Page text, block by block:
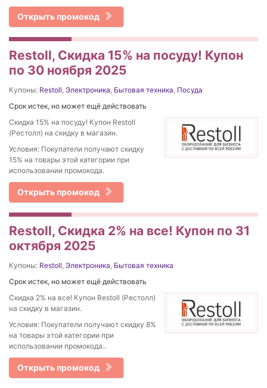
Открыть промокод
Restoll, Скидка 15% на посуду! Купон
по 30 ноября 2025
Купоны: Restoll, Электроника, Бытовая техника, Посуда
Срок истек, но может ещё действовать
Скидка 15% на посуду! Купон Restoll
(Рестолл) на скидку в магазин.
Условия: Покупатели получают скидку
15% на товары этой категории при
использовании промокода.
Открыть промокод
Restoll, Скидка 2% на все! Купон по 31
октября 2025
Купоны: Restoll, Электроника, Бытовая техника
Срок истек, но может ещё действовать
Скидка 2% на все! Купон Restoll (Рестолл)
на скидку в магазин.
Условия: Покупатели получают скидку 8%
на товары этой категории при
использовании промокода..
Открыть промокод